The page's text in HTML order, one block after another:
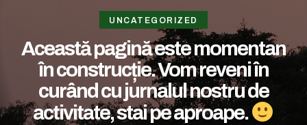
UNCATEGORIZED
Această pagină este momentan
în construcție. Vom reveni în
curând cu jurnalul nostru de
activitate, stai pe aproape.